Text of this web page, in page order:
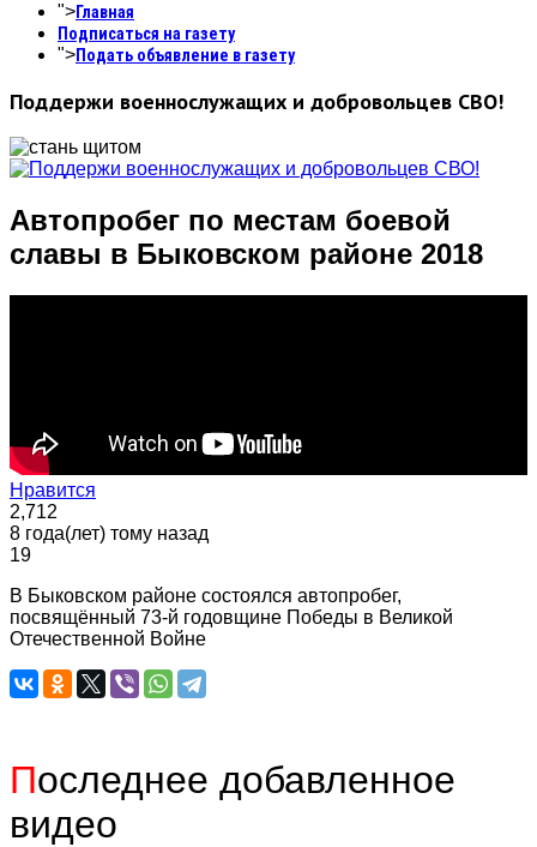
">Главная
Подписаться на газету
">Подать объявление в газету
Поддержи военнослужащих и добровольцев СВО!
Автопробег по местам боевой
славы в Быковском районе 2018
Нравится
2,712
8 года(лет) тому назад
19
В Быковском районе состоялся автопробег,
посвящённый 73-й годовщине Победы в Великой
Отечественной Войне
Последнее добавленное
видео